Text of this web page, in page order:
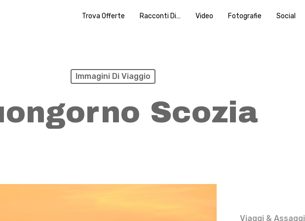
Trova Offerte Racconti Di… Video Fotografie Social
Immagini Di Viaggio
Scozia
Viaggi & Assaggi